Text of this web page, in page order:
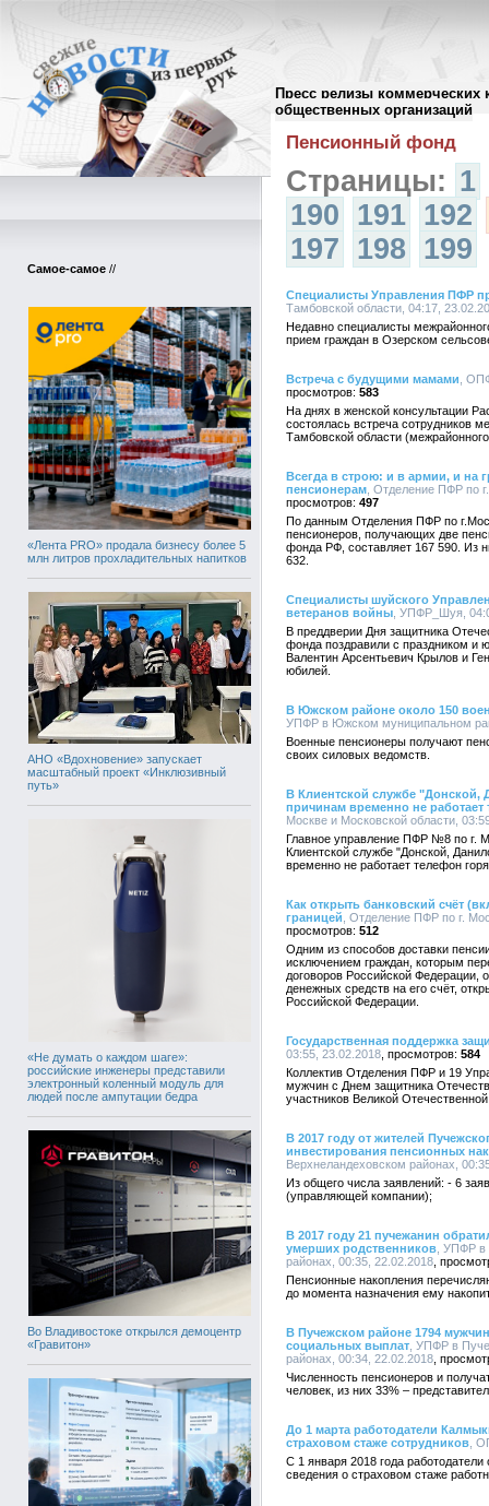
Пресс релизы коммерческих
общественных организаций
Самое-самое //
«Лента PRO» продала бизнесу более 5
млн литров прохладительных напитков
АНО «Вдохновение» запускает
масштабный проект «Инклюзивный
путь»
«Не думать о каждом шаге»:
российские инженеры представили
электронный коленный модуль для
людей после ампутации бедра
Во Владивостоке открылся демоцентр
«Гравитон»
Архив пресс-релизов//
Пенсионный фонд
Страницы: 1
190 191 192
197 198 199
Специалисты Управления ПФР
Тамбовской области, 04:17,
Недавно специалисты
прием граждан в Озерском
Встреча с будущими мамами ,
583
На днях в женской консультации
состоялась встреча сотрудников
Тамбовской области
Всегда в строю: и в армии, и на
пенсионерам , Отделение ПФР по
497
По данным Отделения ПФР по
пенсионеров, получающих две
фонда РФ, составляет 167 590. Из
632.
Специалисты шуйского
ветеранов войны , УПФР_Шуя,
В преддверии Дня защитника
фонда поздравили с праздником и
Валентин Арсентьевич Крылов и
юбилей.
В Южском районе около 150
УПФР в Южском муниципальном
Военные пенсионеры получают
своих силовых ведомств.
В Клиентской службе
причинам временно не
Москве и Московской области,
Главное управление ПФР №8 по г.
Клиентской службе "Донской,
временно не работает телефон
Как открыть банковский счёт
границей , Отделение ПФР по г.
512
Одним из способов доставки
исключением граждан, которым
договоров Российской Федерации,
денежных средств на его счёт,
Российской Федерации.
Государственная поддержка
03:55, 23.02.2018
584
Коллектив Отделения ПФР и 19
мужчин с Днем защитника
участников Великой
В 2017 году от жителей
инвестирования пенсионных
Верхнеландеховском районах,
Из общего числа заявлений: - 6
(управляющей компании);
В 2017 году 21 пучежанин
умерших родственников , УПФР
районах, 00:35, 22.02.2018
Пенсионные накопления
до момента назначения ему
В Пучежском районе 1794
социальных выплат , УПФР в
районах, 00:34, 22.02.2018
Численность пенсионеров и
человек, из них 33% –
До 1 марта работодатели
страховом стаже сотрудников ,
С 1 января 2018 года
сведения о страховом стаже